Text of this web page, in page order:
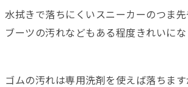
水拭きで落ちにくいスニーカーのつま
ブーツの汚れなどもある程度きれいにな
ゴムの汚れは専用洗剤を使えば落ちま